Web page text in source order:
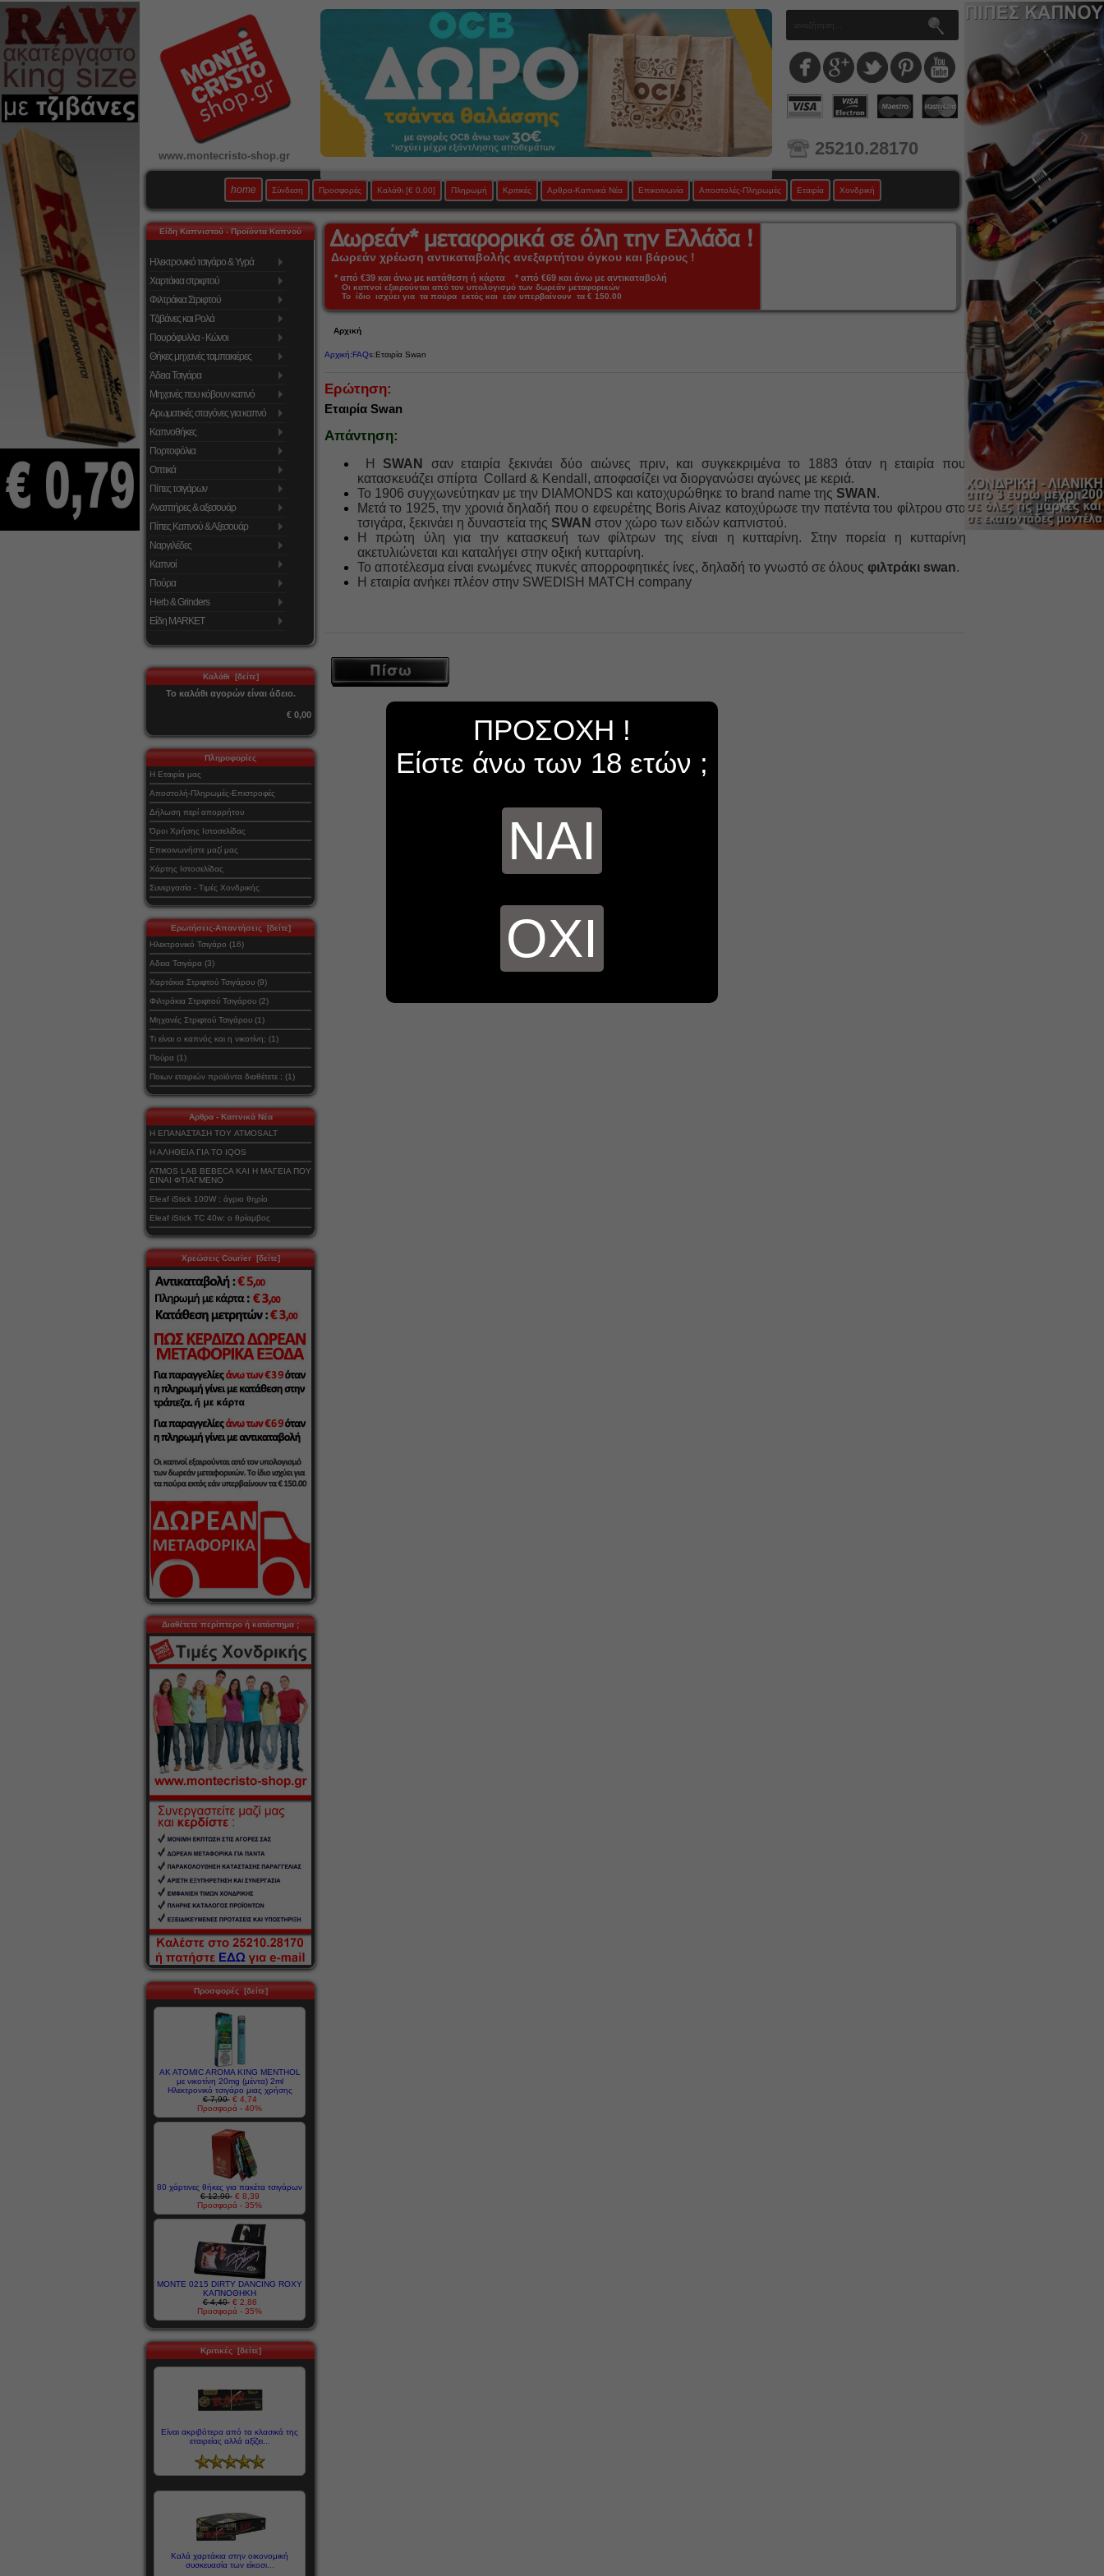
www.montecristo-shop.gr 25210.28170
home Σύνδεση Προσφορές Καλάθι [€ 0,00] Πληρωμή Κριτικές Αρθρα-Καπνικά Νέα Επικοινωνία Αποστολές-Πληρωμές Εταιρία Χονδρική
Είδη Καπνιστού - Προϊόντα Καπνού
Ηλεκτρονικό τσιγάρο & Υγρά
Χαρτάκια στριφτού
Φιλτράκια Στριφτού
Τζιβάνες και Ρολά
Πουρόφυλλα - Κώνοι
Θήκες μηχανές ταμπακιέρες
Άδεια Τσιγάρα
Μηχανές που κόβουν καπνό
Αρωματικές σταγόνες για καπνό
Καπνοθήκες
Πορτοφόλια
Οπτικά
Πίπες τσιγάρων
Αναπτήρες & αξεσουάρ
Πίπες Καπνού & Αξεσουάρ
Ναργιλέδες
Καπνοί
Πούρα
Herb & Grinders
Είδη MARKET
Καλάθι [δείτε]
Το καλάθι αγορών είναι άδειο.
€ 0,00
Πληροφορίες
Η Εταιρία μας
Αποστολή-Πληρωμές-Επιστροφές
Δήλωση περί απορρήτου
Όροι Χρήσης Ιστοσελίδας
Επικοινωνήστε μαζί μας
Χάρτης Ιστοσελίδας
Συνεργασία - Τιμές Χονδρικής
Ερωτήσεις-Απαντήσεις [δείτε]
Ηλεκτρονικό Τσιγάρο (16)
Αδεια Τσιγάρα (3)
Χαρτάκια Στριφτού Τσιγάρου (9)
Φιλτράκια Στριφτού Τσιγάρου (2)
Μηχανές Στριφτού Τσιγάρου (1)
Τι είναι ο καπνός και η νικοτίνη; (1)
Πούρα (1)
Ποιων εταιριών προϊόντα διαθέτετε ; (1)
Αρθρα - Καπνικά Νέα
Η ΕΠΑΝΑΣΤΑΣΗ ΤΟΥ ATMOSALT
Η ΑΛΗΘΕΙΑ ΓΙΑ ΤΟ IQOS
ATMOS LAB BEBECA ΚΑΙ Η ΜΑΓΕΙΑ ΠΟΥ
ΕΙΝΑΙ ΦΤΙΑΓΜΕΝΟ
Eleaf iStick 100W : άγριο θηρίο
Eleaf iStick TC 40w: ο θρίαμβος
Χρεώσεις Courier [δείτε]
Διαθέτετε περίπτερο ή κατάστημα ;
Προσφορές [δείτε]
AK ATOMIC AROMA KING MENTHOL
με νικοτίνη 20mg (μέντα) 2ml
Ηλεκτρονικό τσιγάρο μιας χρήσης
€ 7,90 € 4,74
Προσφορά - 40%
80 χάρτινες θήκες για πακέτα τσιγάρων
€ 12,90 € 8,39
Προσφορά - 35%
MONTE 0215 DIRTY DANCING ROXY
ΚΑΠΝΟΘΗΚΗ
€ 4,40 € 2,86
Προσφορά - 35%
Κριτικές [δείτε]
Είναι ακριβότερα από τα κλασικά της
εταιρείας αλλά αξίζει...
Καλά χαρτάκια στην οικονομική
συσκευασία των είκοσι...
Δωρεάν χρέωση αντικαταβολής ανεξαρτήτου όγκου και βάρους !
* από €39 και άνω με κατάθεση ή κάρτα * από €69 και άνω με αντικαταβολή
Οι καπνοί εξαιρούνται από τον υπολογισμό των δωρεάν μεταφορικών
Το ίδιο ισχύει για τα πούρα εκτός και εάν υπερβαίνουν τα € 150.00
Αρχική
Αρχική:FAQs:Εταιρία Swan
Ερώτηση:
Εταιρία Swan
Απάντηση:
Η SWAN
σαν εταιρία ξεκινάει δύο αιώνες πριν, και συγκεκριμένα το 1883 όταν η εταιρία που
κατασκευάζει σπίρτα Collard & Kendall, αποφασίζει να διοργανώσει αγώνες με κεριά.
Το 1906 συγχωνεύτηκαν με την DIAMONDS και κατοχυρώθηκε το brand name της SWAN .
Μετά το 1925, την χρονιά δηλαδή που ο εφευρέτης Boris Aivaz κατοχύρωσε την πατέντα του φίλτρου στα
τσιγάρα, ξεκινάει η δυναστεία της SWAN στον χώρο των ειδών καπνιστού.
Η πρώτη ύλη για την κατασκευή των φίλτρων της είναι η κυτταρίνη. Στην πορεία η κυτταρίνη
ακετυλιώνεται και καταλήγει στην οξική κυτταρίνη.
Το αποτέλεσμα είναι ενωμένες πυκνές απορροφητικές ίνες, δηλαδή το γνωστό σε όλους φιλτράκι swan.
Η εταιρία ανήκει πλέον στην SWEDISH MATCH company
ΠΡΟΣΟΧΗ !
Είστε άνω των 18 ετών ;
ΝΑΙ
ΟΧΙ